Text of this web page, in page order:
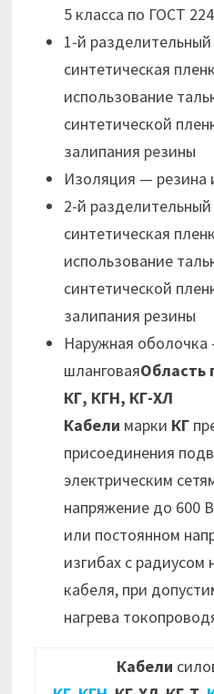
5 класса по ГОСТ
1-й
синтетическая
использование
синтетической
залипания резины
Изоляция — резина
2-й
синтетическая
использование
синтетической
залипания резины
Наружная оболочка
шланговаяОбласть
КГ, КГН, КГ-ХЛ
Кабели марки КГ
присоединения
электрическим
напряжение до 600
или постоянном
изгибах с радиусом
кабеля, при
нагрева
Кабели